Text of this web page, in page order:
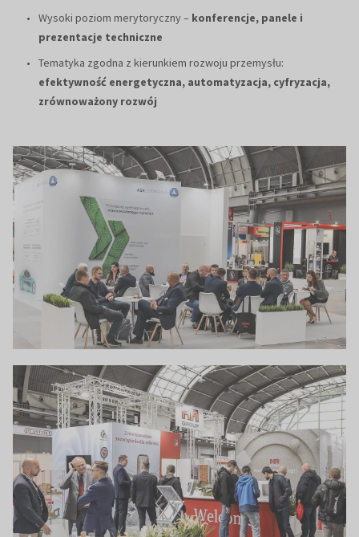
Wysoki poziom merytoryczny – konferencje, panele i
prezentacje techniczne
Tematyka zgodna z kierunkiem rozwoju przemysłu:
efektywność energetyczna, automatyzacja, cyfryzacja,
zrównoważony rozwój